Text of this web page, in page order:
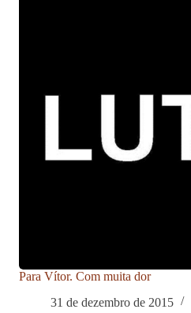
Para Vítor. Com muita dor
31 de dezembro de 2015